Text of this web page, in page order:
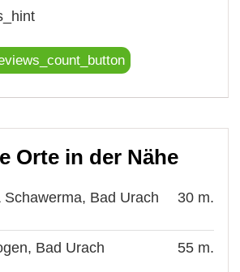
Orte in der Nähe
Schawerma, Bad Urach 30 m.
Bad Urach 55 m.